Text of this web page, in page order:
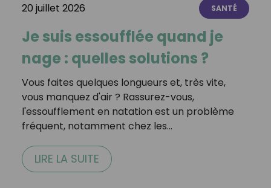
20 juillet 2026 SANTÉ
Je suis essoufflée quand je
nage : quelles solutions ?
Vous faites quelques longueurs et, très vite,
vous manquez d'air ? Rassurez-vous,
l'essoufflement en natation est un problème
fréquent, notamment chez les…
LIRE LA SUITE